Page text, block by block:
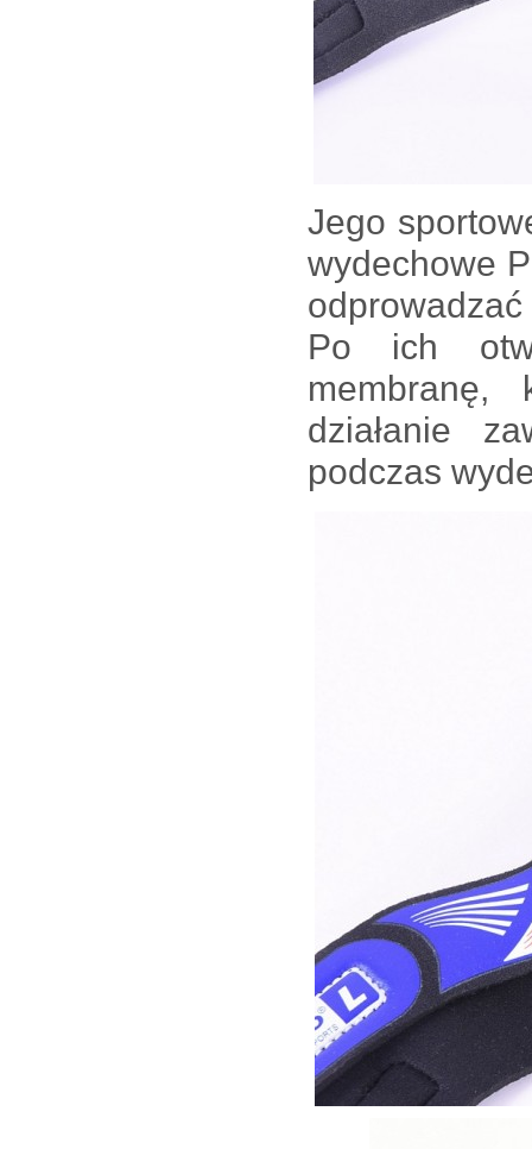
Jego
wydechowe
Po ich
membranę,
działanie
podczas